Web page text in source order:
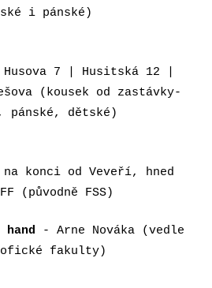
i pánské)
7 | Husitská 12 |
(kousek od zastávky-
pánské, dětské)
konci od Veveří, hned
(původně FSS)
hand - Arne Nováka (vedle
fakulty)